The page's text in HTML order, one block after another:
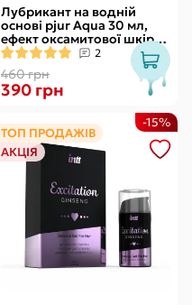
Лубрикант на водній
основі pjur Aqua 30 мл,
ефект оксамитової шкіри
без прилипання
2
460 грн
390 грн
ТОП ПРОДАЖІВ
АКЦІЯ
-15%